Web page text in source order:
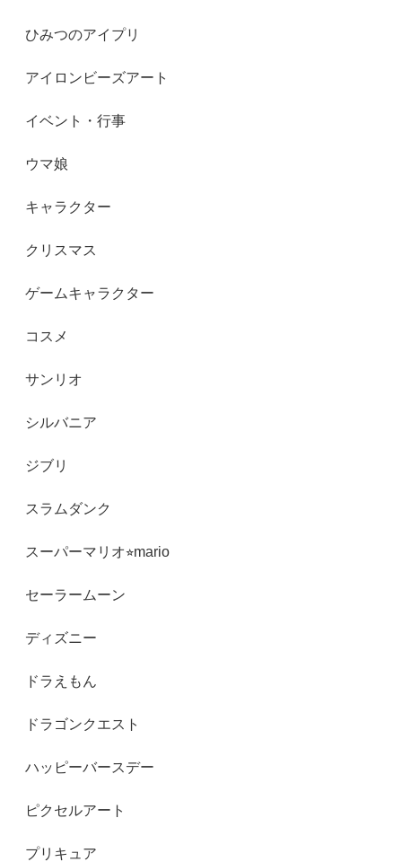
ひみつのアイプリ
アイロンビーズアート
イベント・行事
ウマ娘
キャラクター
クリスマス
ゲームキャラクター
コスメ
サンリオ
シルバニア
ジブリ
スラムダンク
スーパーマリオ⭐︎mario
セーラームーン
ディズニー
ドラえもん
ドラゴンクエスト
ハッピーバースデー
ピクセルアート
プリキュア